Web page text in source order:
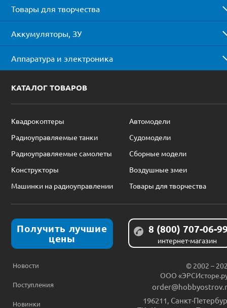
Товары для творчества
Аккумуляторы, ЗУ
Аппаратура и электроника
КАТАЛОГ ТОВАРОВ
Квадрокоптеры
Автомодели
Радиоуправляемые танки
Судомодели
Радиоуправляемые самолеты
Сборные модели
Конструкторы
Воздушные змеи
Машинки на радиоуправлении
Товары для творчества
Получить лучшие
цены
8 (800) 707-06-
интернет-магазин
Новости
Поступления
Новинки
© 2002 –
ООО
196211 Санкт-